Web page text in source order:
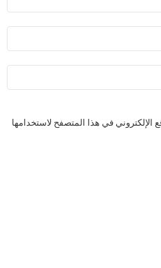
الإلكتروني في هذا المتصفح لاستخدامها